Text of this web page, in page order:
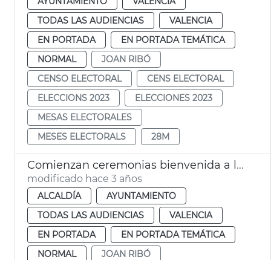
TODAS LAS AUDIENCIAS
VALENCIA
EN PORTADA
EN PORTADA TEMÁTICA
NORMAL
JOAN RIBÓ
CENSO ELECTORAL
CENS ELECTORAL
ELECCIONS 2023
ELECCIONES 2023
MESAS ELECTORALES
MESES ELECTORALS
28M
Comienzan ceremonias bienvenida a la ciudadanía
modificado hace 3 años
ALCALDÍA
AYUNTAMIENTO
TODAS LAS AUDIENCIAS
VALENCIA
EN PORTADA
EN PORTADA TEMÁTICA
NORMAL
JOAN RIBÓ